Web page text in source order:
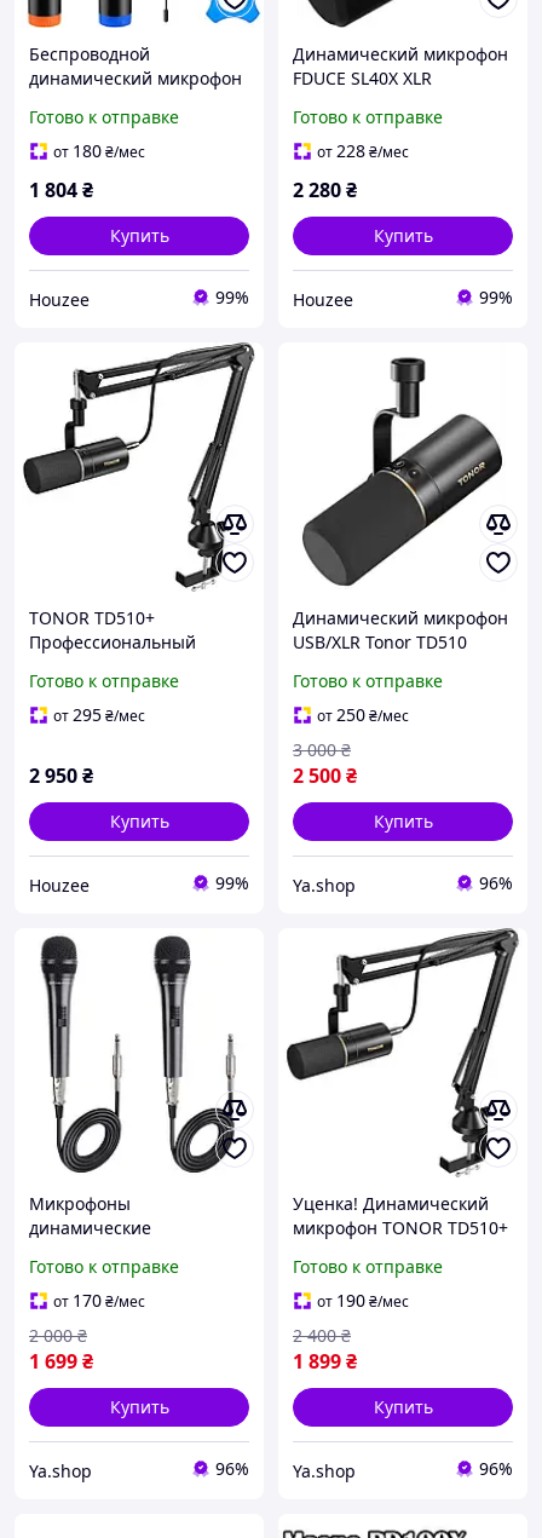
Беспроводной
динамический микрофон
вечеринок выступлений
DJ с приемником 6.35 мм
Готово к отправке
от 180₴/мес
1 804₴
Купить
Houzee 99%
Динамический микрофон
FDUCE SL40X XLR
подкастов стриминга
записи вокала
Готово к отправке
от228₴/мес
2 280₴
Купить
Houzee 99%
TONOR TD510+
Профессиональный
USB/XLR с подставкой,для
музыки и озвучки с
Готово к отправке
от295₴/мес
2 950₴
Купить
Houzee 99%
Динамический микрофон
USB/XLR Tonor TD510
Готово к отправке
от250₴/мес
2 500₴
3 000 ₴
Купить
Ya.shop 96%
Микрофоны
динамические
Matters (2 шт) с кабелем
6.35 мм, 4.5 м для караоке
и вокала
Готово к отправке
от 170₴/мес
1 699₴
2 000 ₴
Купить
Ya.shop 96%
Уценка! Динамический
микрофон TONOR TD510+
подкастов и записи со
стойкой
Готово к отправке
от 190₴/мес
1 899₴
2 400 ₴
Купить
Ya.shop 96%